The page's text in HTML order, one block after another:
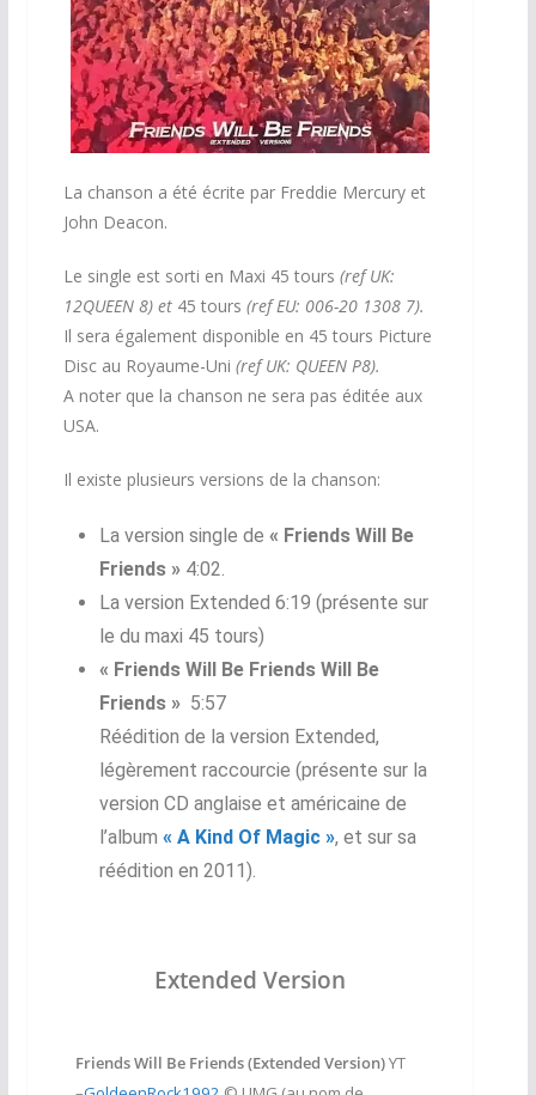
La chanson a été écrite par Freddie Mercury et
John Deacon.
Le single est sorti en Maxi 45 tours (ref UK:
12QUEEN 8) et 45 tours (ref EU: 006-20 1308 7).
Il sera également disponible en 45 tours Picture
Disc au Royaume-Uni (ref UK: QUEEN P8).
A noter que la chanson ne sera pas éditée aux
USA.
Il existe plusieurs versions de la chanson:
La version single de « Friends Will Be
Friends »4:02.
La version Extended 6:19 (présente sur
le du maxi 45 tours)
« Friends Will Be Friends Will Be
Friends »5:57
Réédition de la version Extended,
légèrement raccourcie (présente sur la
version CD anglaise et américaine de
l’album « A Kind Of Magic », et sur sa
réédition en 2011).
Extended Version
Friends Will Be Friends (Extended Version)YT